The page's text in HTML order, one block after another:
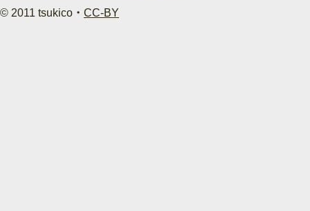
© 2011 tsukico ・ CC-BY